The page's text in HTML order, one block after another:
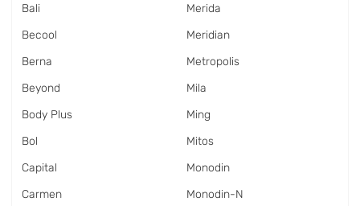
Bali
Becool
Berna
Beyond
Body Plus
Bol
Capital
Carmen
Merida
Meridian
Metropolis
Mila
Ming
Mitos
Monodin
Monodin-N